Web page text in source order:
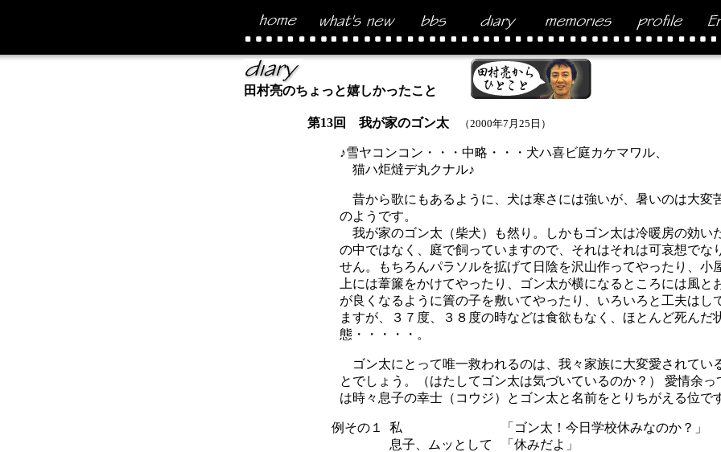
田村亮のちょっと嬉しかったこと
第13回 我が家のゴン太 （2000年7月25日）
♪雪ヤコンコン・・・中略・・・犬ハ喜ビ庭カケマワル、
猫ハ炬燵デ丸クナル♪
昔から歌にもあるように、犬は寒さには強いが、暑いのは大変
のようです。
我が家のゴン太（柴犬）も然り。しかもゴン太は冷暖房の効い
の中ではなく、庭で飼っていますので、それはそれは可哀想でな
せん。もちろんパラソルを拡げて日陰を沢山作ってやったり、小
上には葦簾をかけてやったり、ゴン太が横になるところには風と
が良くなるように簀の子を敷いてやったり、いろいろと工夫はし
ますが、３７度、３８度の時などは食欲もなく、ほとんど死んだ
態・・・・・。
ゴン太にとって唯一救われるのは、我々家族に大変愛されてい
とでしょう。（はたしてゴン太は気づいているのか？） 愛情余っ
は時々息子の幸士（コウジ）とゴン太と名前をとりちがえる位で
例その１
私
息子、ムッとして
「ゴン太！今日学校休みなのか？」
「休みだよ」